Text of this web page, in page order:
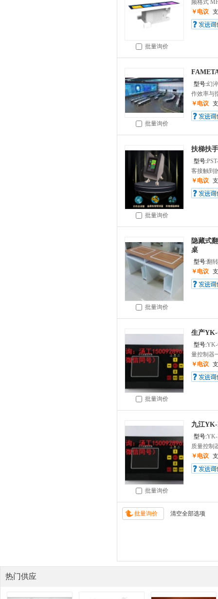
批量询价
频格式
￥电议
批量询价
型号:幻
作效率与
￥电议
批量询价
扶梯扶
型号:
客接触到
￥电议
批量询价
隐藏式
桌
型号:翻
￥电议
批量询价
生产
型号:
量控制器
￥电议
批量询价
九江
型号:YK-
质量控制
￥电议
热门供应